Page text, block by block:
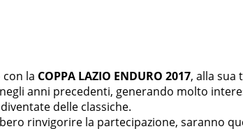
con la COPPA LAZIO ENDURO 2017, alla sua
anni precedenti, generando molto
delle classiche.
rinvigorire la partecipazione, saranno